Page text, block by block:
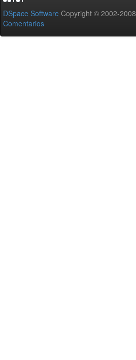
DSpace Software Copyright © 2002-2008
Comentarios